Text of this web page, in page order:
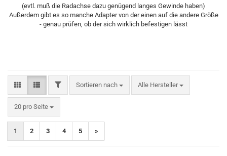
(evtl. muß die Radachse dazu genügend langes Gewinde haben)
Außerdem gibt es so manche Adapter von der einen auf die andere Größe
- genau prüfen, ob der sich wirklich befestigen lässt
FILTERSortieren nach
Sortieren nach Alle Hersteller
20 pro Seite
pro Seite
1 2 3 4 5 »